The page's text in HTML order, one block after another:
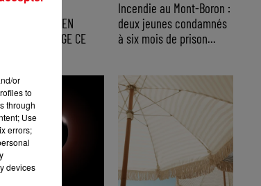
: 12
EN
ORANGE CE
Incendie au Mont-Boron :
deux jeunes condamnés
à six mois de prison...
or
to
through
Use
errors;
devices